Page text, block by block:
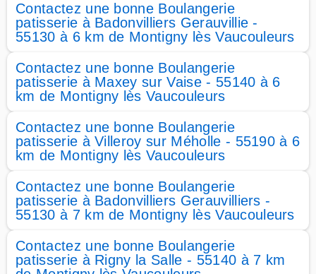
Contactez une bonne Boulangerie
patisserie à Badonvilliers Gerauvillie -
55130 à 6 km de Montigny lès Vaucouleurs
Contactez une bonne Boulangerie
patisserie à Maxey sur Vaise - 55140 à 6
km de Montigny lès Vaucouleurs
Contactez une bonne Boulangerie
patisserie à Villeroy sur Méholle - 55190 à 6
km de Montigny lès Vaucouleurs
Contactez une bonne Boulangerie
patisserie à Badonvilliers Gerauvilliers -
55130 à 7 km de Montigny lès Vaucouleurs
Contactez une bonne Boulangerie
patisserie à Rigny la Salle - 55140 à 7 km